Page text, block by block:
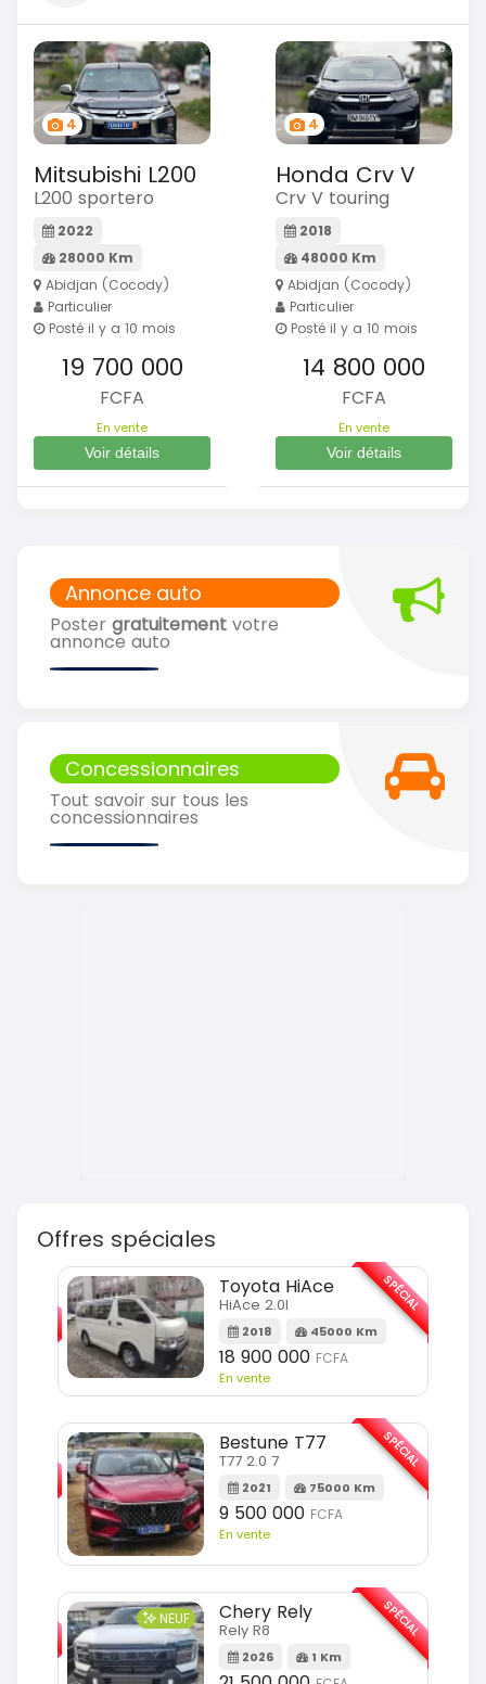
Annonce auto
Poster gratuitement votre
annonce auto
Concessionnaires
Tout savoir sur tous les
concessionnaires
Offres spéciales
Toyota HiAce
HiAce 2.0l
2018 45000 Km
18 900 000 FCFA
En vente
SPÉCIAL
Bestune T77
T77 2.0 7
2021 75000 Km
9 500 000 FCFA
En vente
SPÉCIAL
NEUF Chery Rely
Rely R8
2026 1 Km
SPÉCIAL
4
Mitsubishi L200
L200 sportero
2022
28000 Km
Abidjan (Cocody)
Particulier
Posté il y a 10 mois
19 700 000
FCFA
En vente
Voir détails
4
Honda Crv V
Crv V touring
2018
48000 Km
Abidjan (Cocody)
Particulier
Posté il y a 10 mois
14 800 000
FCFA
En vente
Voir détails